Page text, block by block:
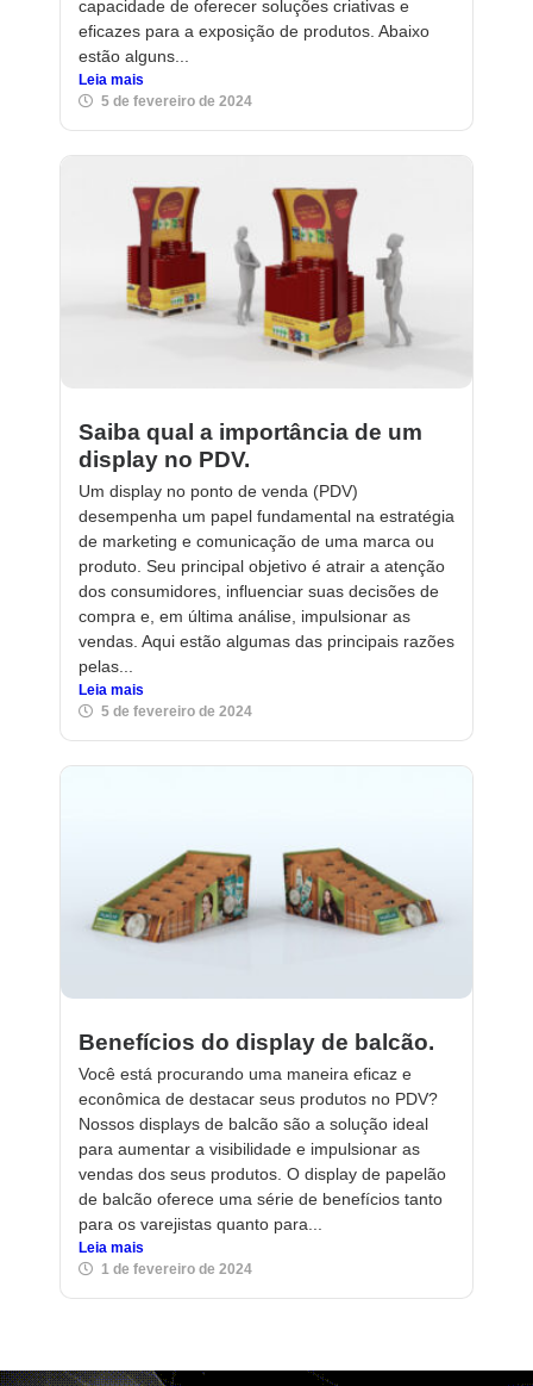
capacidade de oferecer soluções criativas e
eficazes para a exposição de produtos. Abaixo
estão alguns...
Leia mais
5 de fevereiro de 2024
Saiba qual a importância de um
display no PDV.
Um display no ponto de venda (PDV)
desempenha um papel fundamental na estratégia
de marketing e comunicação de uma marca ou
produto. Seu principal objetivo é atrair a atenção
dos consumidores, influenciar suas decisões de
compra e, em última análise, impulsionar as
vendas. Aqui estão algumas das principais razões
pelas...
Leia mais
5 de fevereiro de 2024
Benefícios do display de balcão.
Você está procurando uma maneira eficaz e
econômica de destacar seus produtos no PDV?
Nossos displays de balcão são a solução ideal
para aumentar a visibilidade e impulsionar as
vendas dos seus produtos. O display de papelão
de balcão oferece uma série de benefícios tanto
para os varejistas quanto para...
Leia mais
1 de fevereiro de 2024